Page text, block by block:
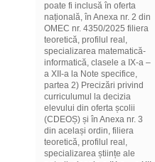
poate fi inclusă în oferta
națională, în Anexa nr. 2 din
OMEC nr. 4350/2025 filiera
teoretică, profilul real,
specializarea matematică-
informatică, clasele a IX-a –
a XII-a la Note specifice,
partea 2) Precizări privind
curriculumul la decizia
elevului din oferta școlii
(CDEOȘ) și în Anexa nr. 3
din același ordin, filiera
teoretică, profilul real,
specializarea științe ale